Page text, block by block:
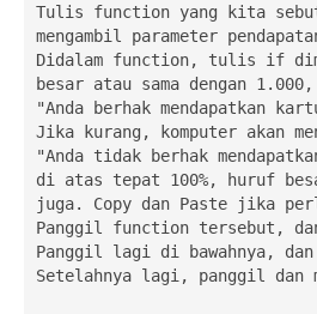
Tulis function yang kita
mengambil parameter
Didalam function, tulis if
besar atau sama dengan
"Anda berhak mendapatkan
Jika kurang, komputer akan
"Anda tidak berhak
di atas tepat 100%, huruf
juga. Copy dan Paste jika
Panggil function tersebut, dan
Panggil lagi di bawahnya, dan
Setelahnya lagi, panggil dan